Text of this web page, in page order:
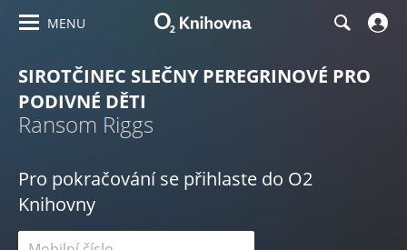
MENU
SIROTČINEC SLEČNY PEREGRINOVÉ PRO
PODIVNÉ DĚTI
Ransom Riggs
Pro pokračování se přihlaste do O2
Knihovny